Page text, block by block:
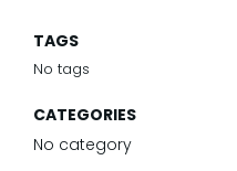
TAGS
No tags
CATEGORIES
No category